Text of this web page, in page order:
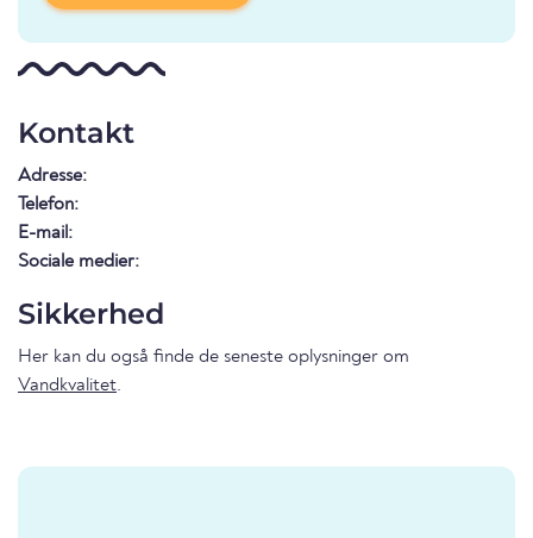
Kontakt
Adresse:
Telefon:
E-mail:
Sociale medier:
Sikkerhed
Her kan du også finde de seneste oplysninger om
Vandkvalitet.